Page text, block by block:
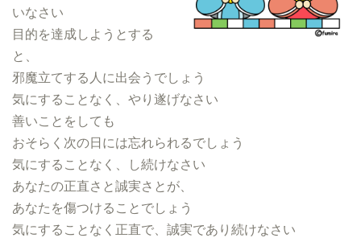
いなさい
目的を達成しようとする
と、
邪魔立てする人に出会うでしょう
気にすることなく、やり遂げなさい
善いことをしても
おそらく次の日には忘れられるでしょう
気にすることなく、し続けなさい
あなたの正直さと誠実さとが、
あなたを傷つけることでしょう
気にすることなく正直で、誠実であり続けなさい